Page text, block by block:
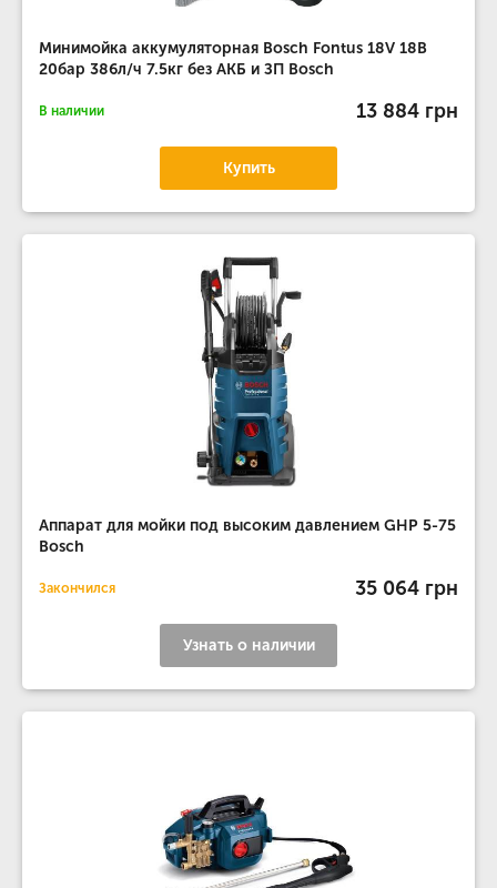
Минимойка аккумуляторная Bosch Fontus 18V 18В
20бар 386л/ч 7.5кг без АКБ и ЗП Bosch
В наличии 13 884 грн
Купить
Аппарат для мойки под высоким давлением GHP 5-75
Bosch
Закончился 35 064 грн
Узнать о наличии